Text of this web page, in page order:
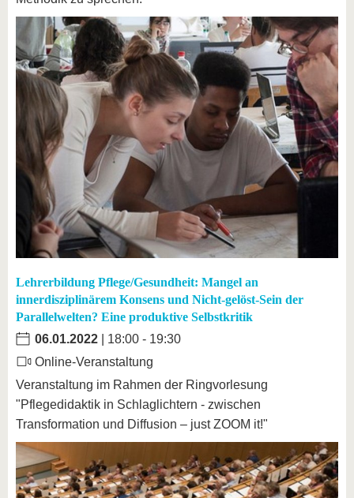
Lehrerbildung Pflege/Gesundheit: Mangel an
innerdisziplinärem Konsens und Nicht-gelöst-Sein der
Parallelwelten? Eine produktive Selbstkritik
06.01.2022 | 18:00 - 19:30
Online-Veranstaltung
Veranstaltung im Rahmen der Ringvorlesung
"Pflegedidaktik in Schlaglichtern - zwischen
Transformation und Diffusion – just ZOOM it!"